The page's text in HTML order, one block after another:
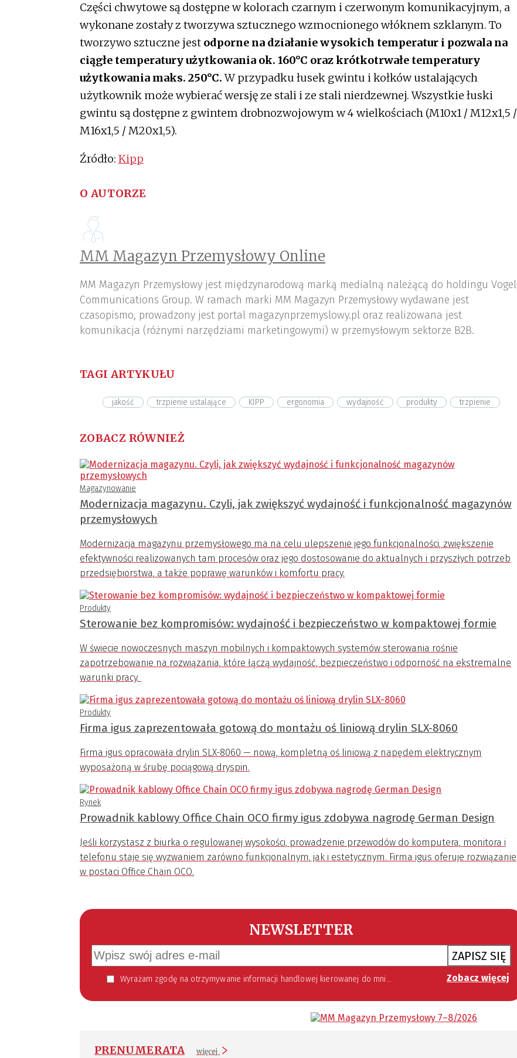
Części chwytowe są dostępne w kolorach czarnym i czerwonym komunikacyjnym, a
wykonane zostały z tworzywa sztucznego wzmocnionego włóknem szklanym. To
tworzywo sztuczne jest odporne na działanie wysokich temperatur i pozwala na
ciągłe temperatury użytkowania ok. 160°C oraz krótkotrwałe temperatury
użytkowania maks. 250°C.W przypadku łusek gwintu i kołków ustalających
użytkownik może wybierać wersję ze stali i ze stali nierdzewnej. Wszystkie łuski
gwintu są dostępne z gwintem drobnozwojowym w 4 wielkościach (M10x1 / M12x1,5 /
M16x1,5 / M20x1,5).
Źródło: Kipp
O AUTORZE
MM Magazyn Przemysłowy Online
MM Magazyn Przemysłowy jest międzynarodową marką medialną należącą do holdingu Vogel
Communications Group. W ramach marki MM Magazyn Przemysłowy wydawane jest
czasopismo, prowadzony jest portal magazynprzemyslowy.pl oraz realizowana jest
komunikacja (różnymi narzędziami marketingowymi) w przemysłowym sektorze B2B.
TAGI ARTYKUŁU
jakość trzpienie ustalające KIPP ergonomia wydajność produkty trzpienie
ZOBACZ RÓWNIEŻ
Magazynowanie
Modernizacja magazynu. Czyli, jak zwiększyć wydajność i funkcjonalność magazynów
przemysłowych
Modernizacja magazynu przemysłowego ma na celu ulepszenie jego funkcjonalności, zwiększenie
efektywności realizowanych tam procesów oraz jego dostosowanie do aktualnych i przyszłych potrzeb
przedsiębiorstwa, a także poprawę warunków i komfortu pracy.
Produkty
Sterowanie bez kompromisów: wydajność i bezpieczeństwo w kompaktowej formie
W świecie nowoczesnych maszyn mobilnych i kompaktowych systemów sterowania rośnie
zapotrzebowanie na rozwiązania, które łączą wydajność, bezpieczeństwo i odporność na ekstremalne
warunki pracy.
Produkty
Firma igus zaprezentowała gotową do montażu oś liniową drylin SLX-8060
Firma igus opracowała drylin SLX-8060 — nową, kompletną oś liniową z napędem elektrycznym
wyposażoną w śrubę pociągową dryspin.
Rynek
Prowadnik kablowy Office Chain OCO firmy igus zdobywa nagrodę German Design
Jeśli korzystasz z biurka o regulowanej wysokości, prowadzenie przewodów do komputera, monitora i
telefonu staje się wyzwaniem zarówno funkcjonalnym, jak i estetycznym. Firma igus oferuje rozwiązanie
w postaci Office Chain OCO.
NEWSLETTER
ZAPISZ SIĘ
Wyrażam zgodę na otrzymywanie informacji handlowej kierowanej do mnie za pomocą środków komunikacji elektronicznej w szczególności poczty elektronicznej zgodnie z przepisem art. 10 ust 2 ustawy z dnia 18 lipca 2002 roku o świadczeniu usług drogą elektroniczną (Dz. U. 144 z 2002 r. poz. 1204). Zgoda jest dobrowolna, jednak jej wyrażenie jest konieczne, aby otrzymywać newsletter. Zobacz więcej
PRENUMERATA więcej